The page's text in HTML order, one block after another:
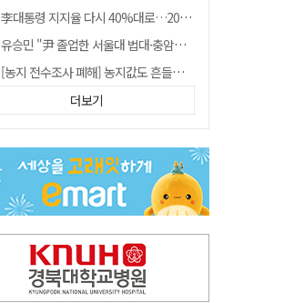
李대통령 지지율 다시 40%대로…20대는 18.8%p 급락
유승민 "尹 졸업한 서울대 법대·충암고도 없애야"…李 육사 통합 직격
[농지 전수조사 폐해] 농지값도 흔들리나…"도지 막히면 헐값 매물 나올 수도"
[농지 전수조사 폐해] '쌀 받고 논 내 준' 도지농 이제 어쩌나?
국민 51.9% "李 대통령 재판 재개 필요하다"
경북 영천시, 9월부터 11월까지 반값 여행 혜택 제공
아쉬운 태클
더보기